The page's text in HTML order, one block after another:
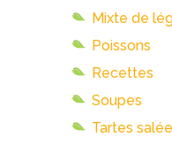
Mixte de
Poissons
Recettes
Soupes
Tartes